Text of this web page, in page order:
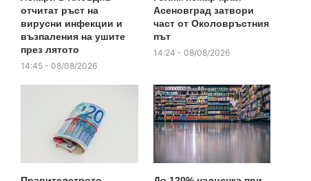
отчитат ръст на
вирусни инфекции и
възпаления на ушите
през лятото
14:45 - 08/08/2026
Асеновград затвори
част от Околовръстния
път
14:24 - 08/08/2026